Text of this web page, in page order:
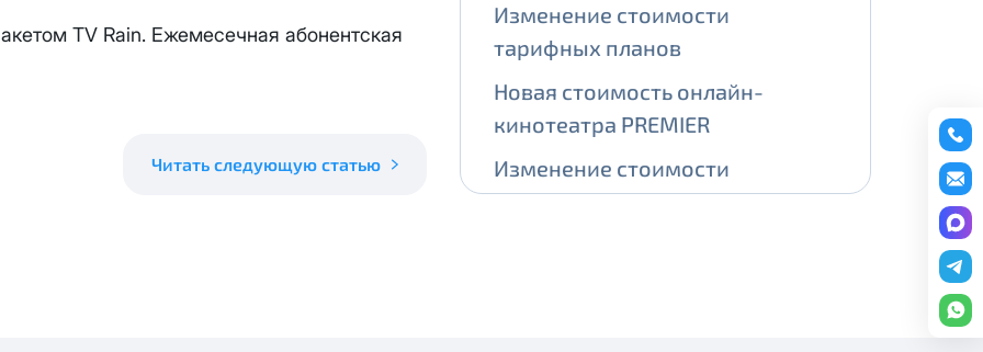
TV Rain. Ежемесечная абонентская
Читать следующую статью
Изменение стоимости
тарифных планов
Новая стоимость онлайн-
кинотеатра PREMIER
Изменение стоимости
тарифных планов
один раз осуществляется бесплатно, за каждое последующее выделение публичного IP
списывается3000 рублей.
выделенного публичного IP адреса на новый публичный IP адрес -
на следующий рабочий день после отправки Вам новых сетевых реквизитов.
публичного IP-адреса, Вы соглашаетесь с условиями предоставления услуги.
При отсутствии оплаты за услугу публичный IP-адрес в течение трех календарных